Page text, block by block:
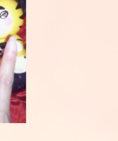
#レコメン